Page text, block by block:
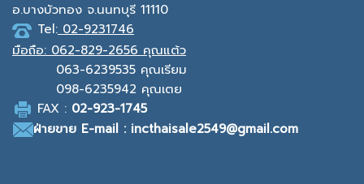
อ.บางบัวทอง จ.นนทบุรี 11110
Tel: 02-9231746
มือถือ: 062-829-2656 คุณแต้ว
063-6239535 คุณเรียม
098-6235942 คุณเตย
FAX : 02-923-1745
ฝ่ายขาย E-mail : incthaisale2549@gmail.com